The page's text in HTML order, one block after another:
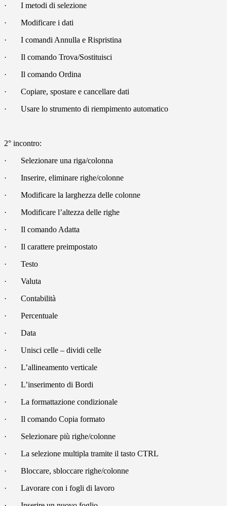
· I metodi di selezione
· Modificare i dati
· I comandi Annulla e Rispristina
· Il comando Trova/Sostituisci
· Il comando Ordina
· Copiare, spostare e cancellare dati
· Usare lo strumento di riempimento automatico
2° incontro:
· Selezionare una riga/colonna
· Inserire, eliminare righe/colonne
· Modificare la larghezza delle colonne
· Modificare l’altezza delle righe
· Il comando Adatta
· Il carattere preimpostato
· Testo
· Valuta
· Contabilità
· Percentuale
· Data
· Unisci celle – dividi celle
· L’allineamento verticale
· L’inserimento di Bordi
· La formattazione condizionale
· Il comando Copia formato
· Selezionare più righe/colonne
· La selezione multipla tramite il tasto CTRL
· Bloccare, sbloccare righe/colonne
· Lavorare con i fogli di lavoro